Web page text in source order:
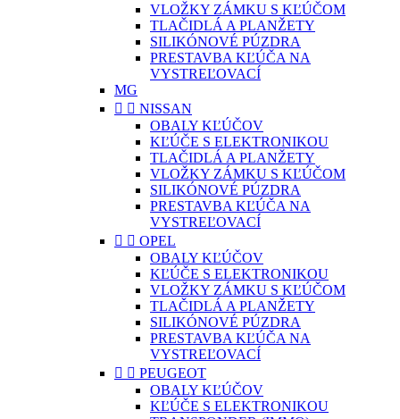
VLOŽKY ZÁMKU S KĽÚČOM
TLAČIDLÁ A PLANŽETY
SILIKÓNOVÉ PÚZDRA
PRESTAVBA KĽÚČA NA
VYSTREĽOVACÍ
MG
  NISSAN
OBALY KĽÚČOV
KĽÚČE S ELEKTRONIKOU
TLAČIDLÁ A PLANŽETY
VLOŽKY ZÁMKU S KĽÚČOM
SILIKÓNOVÉ PÚZDRA
PRESTAVBA KĽÚČA NA
VYSTREĽOVACÍ
  OPEL
OBALY KĽÚČOV
KĽÚČE S ELEKTRONIKOU
VLOŽKY ZÁMKU S KĽÚČOM
TLAČIDLÁ A PLANŽETY
SILIKÓNOVÉ PÚZDRA
PRESTAVBA KĽÚČA NA
VYSTREĽOVACÍ
  PEUGEOT
OBALY KĽÚČOV
KĽÚČE S ELEKTRONIKOU